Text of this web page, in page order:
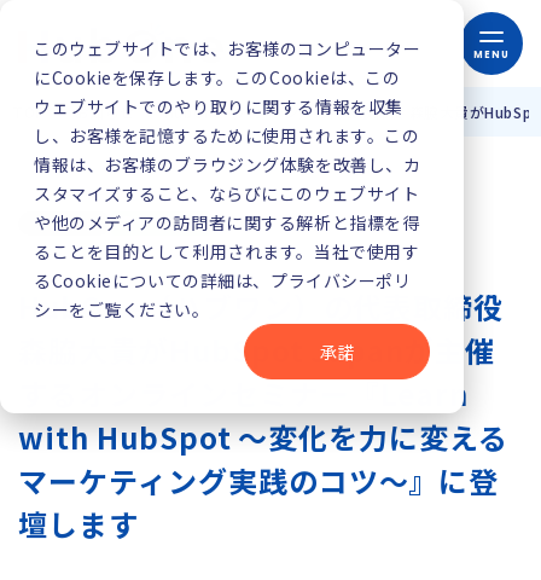
このウェブサイトでは、お客様のコンピューター
にCookieを保存します。このCookieは、この
ウェブサイトでのやり取りに関する情報を収集
し、お客様を記憶するために使用されます。この
情報は、お客様のブラウジング体験を改善し、カ
スタマイズすること、ならびにこのウェブサイト
や他のメディアの訪問者に関する解析と指標を得
ることを目的として利用されます。当社で使用す
るCookieについての詳細は、プライバシーポリ
シーをご覧ください。
承諾
MENU
TOP お知らせ HubOne（ハブワン）の代表取締役 森脇大貴が
HubOne（ハブワン）の代表取締役
森脇大貴がHubSpot Japanが主催
するオンラインセミナー『Learn
with HubSpot 〜変化を力に変える
マーケティング実践のコツ〜』に登
壇します